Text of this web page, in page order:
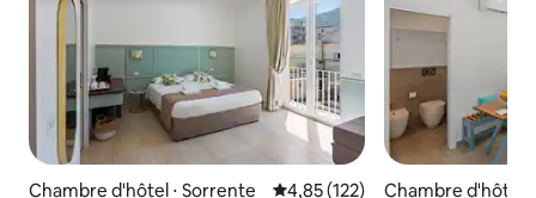
Chambre d'hôtel ⋅ Sorrente Évaluation moyenne sur la
4,85 (122)
Chambre d'hôtel